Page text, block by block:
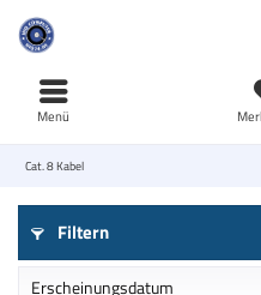
Menü
Cat. 8 Kabel
Filtern